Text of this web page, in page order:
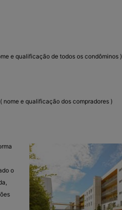
e qualificação de todos os condôminos )
nome e qualificação dos compradores )
o